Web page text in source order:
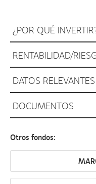
¿POR QUÉ
RENTABILIDAD/
DATOS RELEVANTES
DOCUMENTOS
Otros fondos: